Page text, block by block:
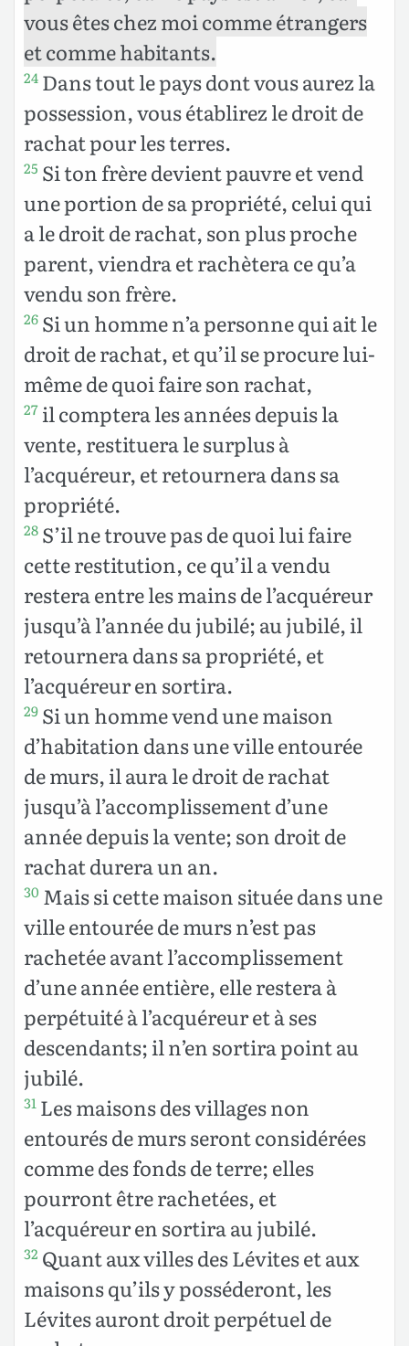
vous êtes chez moi comme étrangers
et comme habitants.
24 Dans tout le pays dont vous aurez la
possession, vous établirez le droit de
rachat pour les terres.
25 Si ton frère devient pauvre et vend
une portion de sa propriété, celui qui
a le droit de rachat, son plus proche
parent, viendra et rachètera ce qu’a
vendu son frère.
26 Si un homme n’a personne qui ait le
droit de rachat, et qu’il se procure lui-
même de quoi faire son rachat,
27il comptera les années depuis la
vente, restituera le surplus à
l’acquéreur, et retournera dans sa
propriété.
28 S’il ne trouve pas de quoi lui faire
cette restitution, ce qu’il a vendu
restera entre les mains de l’acquéreur
jusqu’à l’année du jubilé; au jubilé, il
retournera dans sa propriété, et
l’acquéreur en sortira.
29 Si un homme vend une maison
d’habitation dans une ville entourée
de murs, il aura le droit de rachat
jusqu’à l’accomplissement d’une
année depuis la vente; son droit de
rachat durera un an.
30 Mais si cette maison située dans une
ville entourée de murs n’est pas
rachetée avant l’accomplissement
d’une année entière, elle restera à
perpétuité à l’acquéreur et à ses
descendants; il n’en sortira point au
jubilé.
31 Les maisons des villages non
entourés de murs seront considérées
comme des fonds de terre; elles
pourront être rachetées, et
l’acquéreur en sortira au jubilé.
32 Quant aux villes des Lévites et aux
maisons qu’ils y posséderont, les
Lévites auront droit perpétuel de